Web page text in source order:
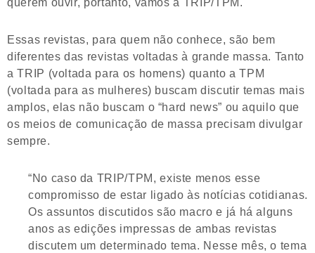
Essas revistas, para quem não conhece, são bem
diferentes das revistas voltadas à grande massa. Tanto
a TRIP (voltada para os homens) quanto a TPM
(voltada para as mulheres) buscam discutir temas mais
amplos, elas não buscam o “hard news” ou aquilo que
os meios de comunicação de massa precisam divulgar
sempre.
“No caso da TRIP/TPM, existe menos esse
compromisso de estar ligado às notícias cotidianas.
Os assuntos discutidos são macro e já há alguns
anos as edições impressas de ambas revistas
discutem um determinado tema. Nesse mês, o tema